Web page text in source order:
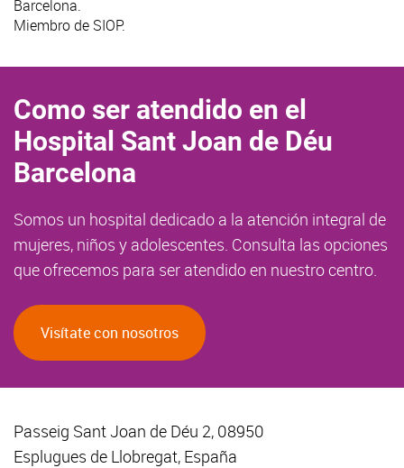
Barcelona.
Miembro de SIOP.
Como ser atendido en el
Hospital Sant Joan de Déu
Barcelona
Somos un hospital dedicado a la atención integral de
mujeres, niños y adolescentes. Consulta las opciones
que ofrecemos para ser atendido en nuestro centro.
Visítate con nosotros
Passeig Sant Joan de Déu 2, 08950
Esplugues de Llobregat, España